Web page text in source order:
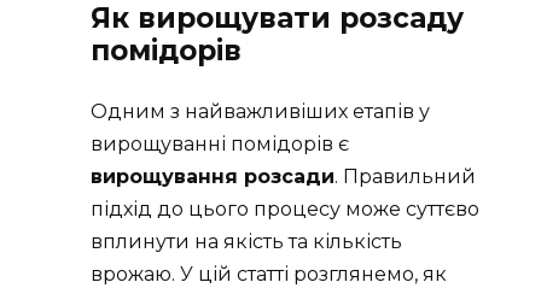
Як вирощувати розсаду
помідорів
Одним з найважливіших етапів у
вирощуванні помідорів є
вирощування розсади. Правильний
підхід до цього процесу може суттєво
вплинути на якість та кількість
врожаю. У цій статті розглянемо, як